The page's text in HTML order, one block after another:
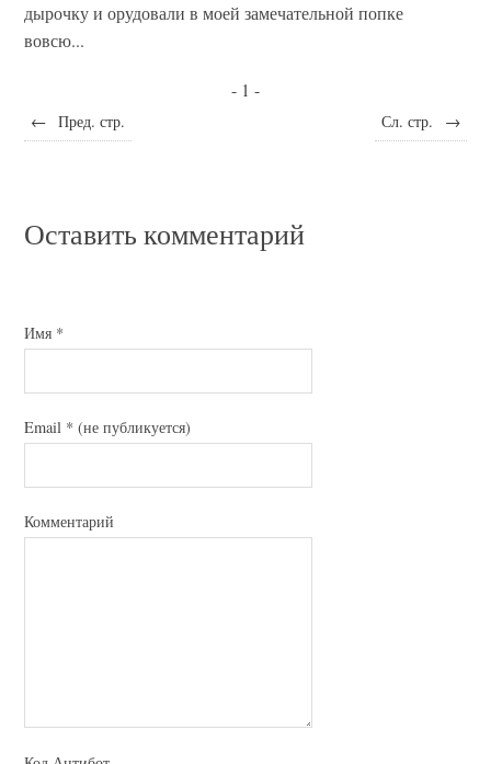
дырочку и орудовали в моей замечательной попке
вовсю...
- 1 -
← Пред. стр. Сл. стр. →
Оставить комментарий
Имя *
Email * (не публикуется)
Комментарий